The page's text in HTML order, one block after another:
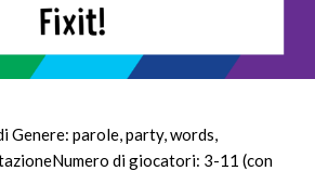
Genere: parole, party, words,
di giocatori: 3-11 (con